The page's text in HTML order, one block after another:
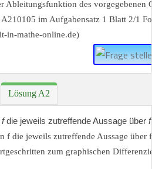
Lösung A2
fdie jeweils zutreffende Aussage über f